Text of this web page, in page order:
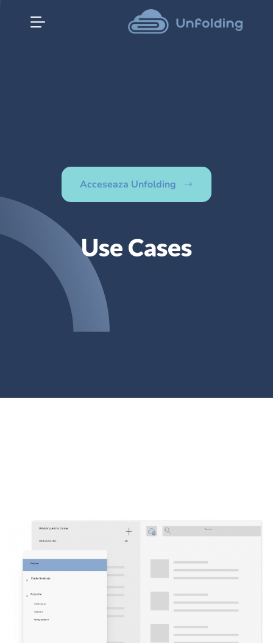
Acceseaza Unfolding
Use Cases